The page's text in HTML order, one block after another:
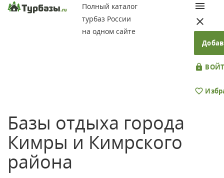
Полный каталог
турбаз России
на одном сайте
Базы отдыха города
Кимры и Кимрского
района